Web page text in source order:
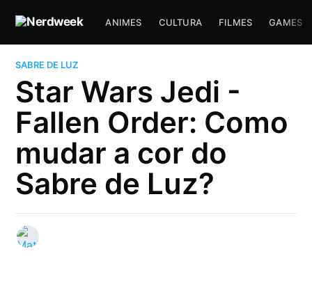
ANIMES CULTURA FILMES GAMES
SABRE DE LUZ
Star Wars Jedi -
Fallen Order: Como
mudar a cor do
Sabre de Luz?